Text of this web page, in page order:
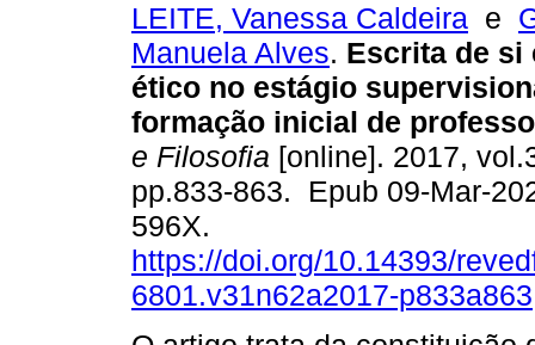
LEITE, Vanessa Caldeira e
Manuela Alves. Escrita de si
ético no estágio
formação inicial de
e Filosofia [online]. 2017,
pp.833-863. Epub 09-Mar-
596X.
https://doi.org/10.14393/
6801.v31n62a2017-p833a863